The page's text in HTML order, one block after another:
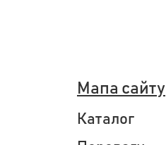
Мапа сайту
Каталог